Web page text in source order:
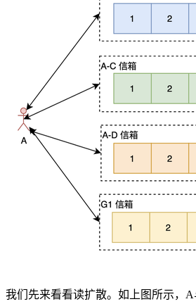
我们先来看看读扩散。如上图所示，